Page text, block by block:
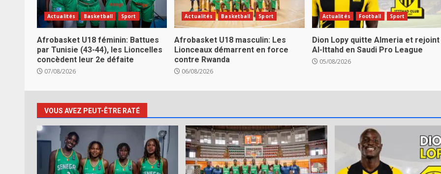
Actualités Basketball Sport
Afrobasket U18 féminin: Battues
par Tunisie (43-44), les Lioncelles
concèdent leur 2e défaite
07/08/2026
Actualités Basketball Sport
Afrobasket U18 masculin: Les
Lionceaux démarrent en force
contre Rwanda
06/08/2026
Actualités Football Sport
Dion Lopy quitte Almeria et rejoint
Al-Ittahd en Saudi Pro League
05/08/2026
VOUS AVEZ PEUT-ÊTRE RATÉ